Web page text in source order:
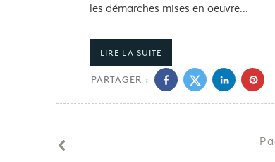
les démarches mises en oeuvre...
LIRE LA SUITE
PARTAGER :